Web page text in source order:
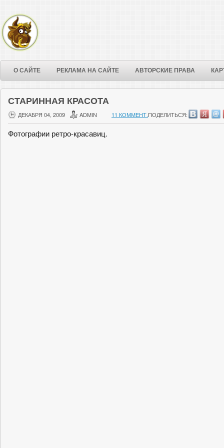
О САЙТЕ РЕКЛАМА НА САЙТЕ АВТОРСКИЕ ПРАВА
СТАРИННАЯ КРАСОТА
ДЕКАБРЯ 04, 2009 ADMIN 11 КОММЕНТ.ПОДЕЛИТЬСЯ:
Фотографии ретро-красавиц.